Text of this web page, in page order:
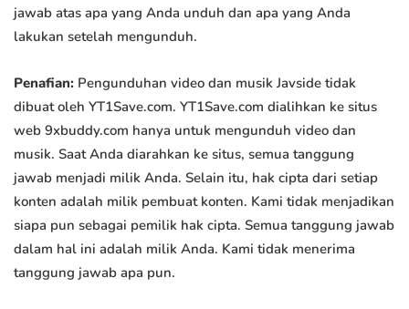
jawab atas apa yang Anda unduh dan apa yang Anda
lakukan setelah mengunduh.
Penafian: Pengunduhan video dan musik Javside tidak
dibuat oleh YT1Save.com. YT1Save.com dialihkan ke situs
web 9xbuddy.com hanya untuk mengunduh video dan
musik. Saat Anda diarahkan ke situs, semua tanggung
jawab menjadi milik Anda. Selain itu, hak cipta dari setiap
konten adalah milik pembuat konten. Kami tidak menjadikan
siapa pun sebagai pemilik hak cipta. Semua tanggung jawab
dalam hal ini adalah milik Anda. Kami tidak menerima
tanggung jawab apa pun.